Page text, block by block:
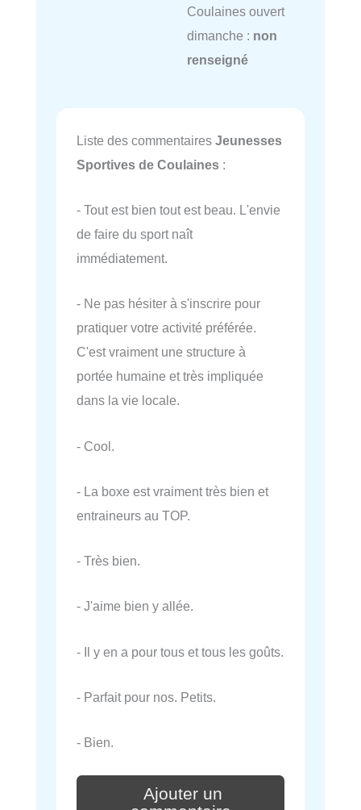
Coulaines ouvert
dimanche : non
renseigné
Liste des commentaires Jeunesses
Sportives de Coulaines :
- Tout est bien tout est beau. L'envie
de faire du sport naît
immédiatement.
- Ne pas hésiter à s'inscrire pour
pratiquer votre activité préférée.
C'est vraiment une structure à
portée humaine et très impliquée
dans la vie locale.
- Cool.
- La boxe est vraiment très bien et
entraineurs au TOP.
- Très bien.
- J'aime bien y allée.
- Il y en a pour tous et tous les goûts.
- Parfait pour nos. Petits.
- Bien.
Ajouter un